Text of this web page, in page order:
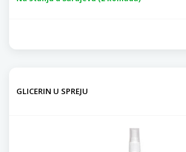
GLICERIN U SPREJU